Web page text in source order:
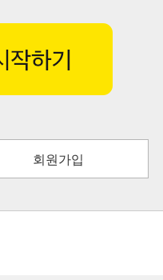
회원가입